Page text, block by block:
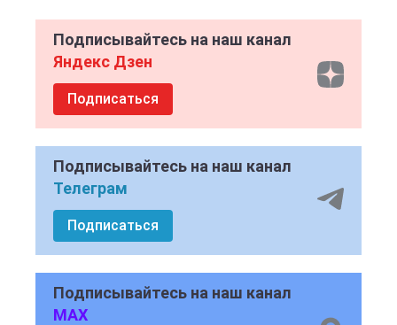
Подписывайтесь на наш канал
Яндекс Дзен
Подписаться
Подписывайтесь на наш канал
Телеграм
Подписаться
Подписывайтесь на наш канал
MAX